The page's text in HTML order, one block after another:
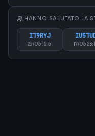
HANNO SALUTATO LA
IT9RYJ
29/05 15:51 17/05